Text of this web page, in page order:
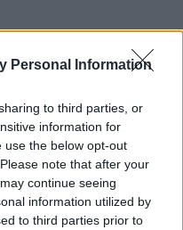
Personal Information
to third parties, or
information for
use the below opt-out
note that after your
continue seeing
information utilized by
to third parties prior to
už neatvykimą
pasitaiko